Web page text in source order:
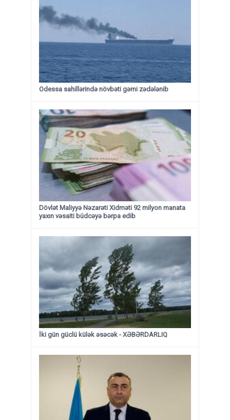
Odessa sahillərində növbəti gəmi zədələnib
Dövlət Maliyyə Nəzarəti Xidməti 92 milyon manata
yaxın vəsaiti büdcəyə bərpa edib
İki gün güclü külək əsəcək - XƏBƏRDARLIQ